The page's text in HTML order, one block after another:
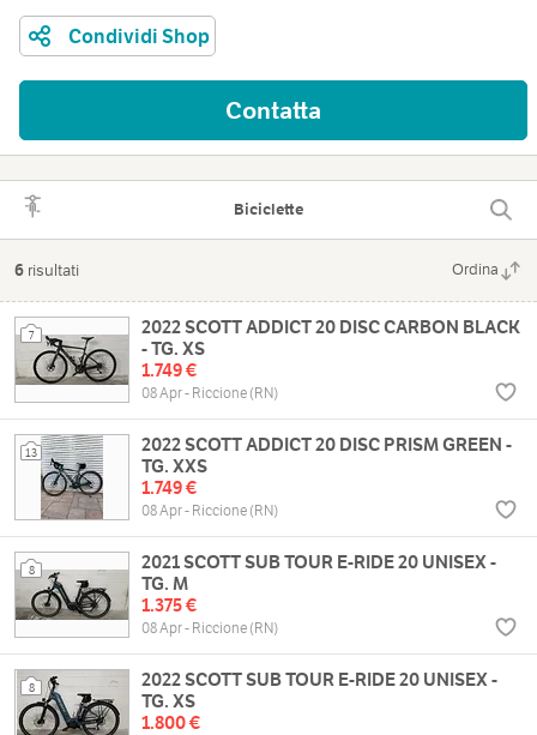
Condividi Shop
Contatta
Biciclette
6 risultati Ordina
7
2022 SCOTT ADDICT 20 DISC CARBON BLACK
- TG. XS
1.749 €
08 Apr - Riccione (RN)
13
2022 SCOTT ADDICT 20 DISC PRISM GREEN -
TG. XXS
1.749 €
08 Apr - Riccione (RN)
8
2021 SCOTT SUB TOUR E-RIDE 20 UNISEX -
TG. M
1.375 €
08 Apr - Riccione (RN)
8
2022 SCOTT SUB TOUR E-RIDE 20 UNISEX -
TG. XS
1.800 €